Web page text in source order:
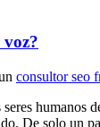
consultor seo
humanos
De solo un